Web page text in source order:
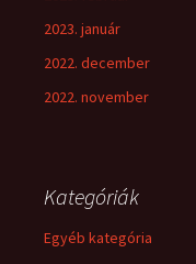
2023. január
2022. december
2022. november
Kategóriák
Egyéb kategória